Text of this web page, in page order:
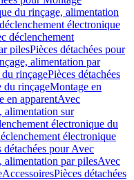
du rinçage, alimentation
électronique
déclenchement
pilesPièces détachées pour
alimentation par
rinçagePièces détachées
du rinçageMontage en
en apparentAvec
alimentation sur
électronique du
électronique
détachées pour Avec
alimentation par pilesAvec
AccessoiresPièces détachées